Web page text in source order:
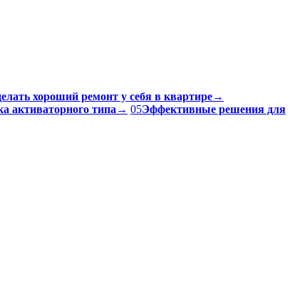
хороший ремонт у себя в квартире→
активаторного типа → 05Эффективные решения для